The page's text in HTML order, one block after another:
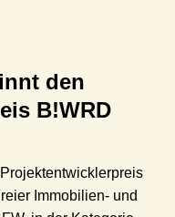
den
B!WRD
Immobilien- und